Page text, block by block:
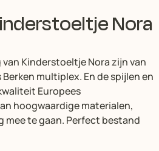
Nora
Kinderstoeltje Nora zijn van
multiplex. En de spijlen en
Europees
hoogwaardige materialen,
mee te gaan. Perfect bestand